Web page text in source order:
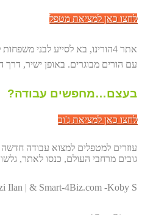
לחצו כאן למציאת מטפל
אתר 4הורינו, בא לסייע לבני
עם הורים מבוגרים. באופן ישיר,
בעצם…מחפשים עבודה?
לחצו כאן למציאת ג'וב
עוזרים למטפלים למצוא עבודה
גובים מרחבי העולם, כנסו לאתר,
Ilan | & Smart-4Biz.com -Koby S